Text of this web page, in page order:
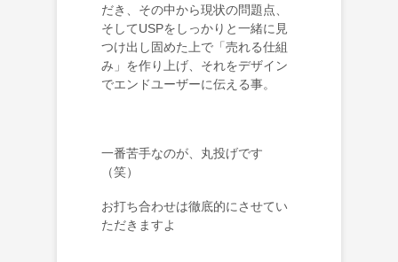
だき、その中から現状の問題点、
そしてUSPをしっかりと一緒に見
つけ出し固めた上で「売れる仕組
み」を作り上げ、それをデザイン
でエンドユーザーに伝える事。
一番苦手なのが、丸投げです
（笑）
お打ち合わせは徹底的にさせてい
ただきますよ